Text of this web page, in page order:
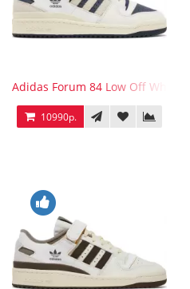
Adidas Forum 84 Low Off White
10990р.